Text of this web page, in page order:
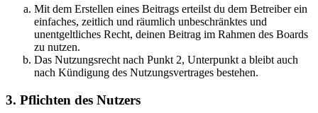
Mit dem Erstellen eines Beitrags erteilst du dem Betreiber ein
einfaches, zeitlich und räumlich unbeschränktes und
unentgeltliches Recht, deinen Beitrag im Rahmen des Boards
zu nutzen.
Das Nutzungsrecht nach Punkt 2, Unterpunkt a bleibt auch
nach Kündigung des Nutzungsvertrages bestehen.
3. Pflichten des Nutzers